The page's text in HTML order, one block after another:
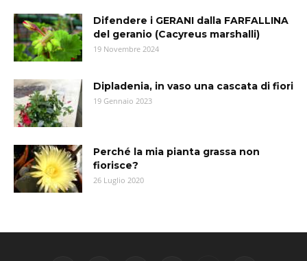
Difendere i GERANI dalla FARFALLINA
del geranio (Cacyreus marshalli)
19 Novembre 2024
Dipladenia, in vaso una cascata di fiori
19 Gennaio 2023
Perché la mia pianta grassa non
fiorisce?
26 Luglio 2020